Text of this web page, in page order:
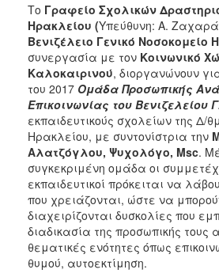
2016
2015
2012
2011
ΔΗΜΟΣ
ΠΟΛΙΤΙΣΜΟΣ
ΑΝΘΕΚΤΙΚΗ
ΠΟΛΗ
Το Γραφείο Σχολικών
Ηρακλείου (Υπεύθυνη: Α.
Βενιζέλειο Γενικό Νοσοκομείο
συνεργασία με τον Κοινωνικό
Καλοκαιρινού, διοργανώνουν
του 2017 Ομάδα Προσωπικής
Επικοινωνίας του Βενιζελείου
εκπαιδευτικούς σχολείων της Δ/
Ηρακλείου, με συντονίστρια την
Αλατζόγλου, Ψυχολόγο, Msc.
συγκεκριμένη ομάδα οι
εκπαιδευτικοί πρόκειται να
που χρειάζονται, ώστε να
διαχειρίζονται δυσκολίες που
διαδικασία της προσωπικής τους
θεματικές ενότητες όπως
θυμού, αυτοεκτίμηση.